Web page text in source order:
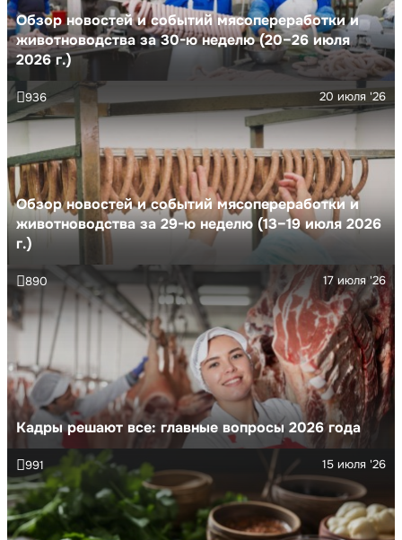
Обзор новостей и событий мясопереработки и
животноводства за 30-ю неделю (20–26 июля
2026 г.)
Обзор новостей и событий мясопереработки и
животноводства за 29-ю неделю (13–19 июля 2026
г.)
20 июля '26
936
Кадры решают все: главные вопросы 2026 года
17 июля '26
890
15 июля '26
991